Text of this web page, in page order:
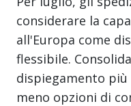
considerare la
all'Europa come
flessibile.
dispiegamento
meno opzioni di